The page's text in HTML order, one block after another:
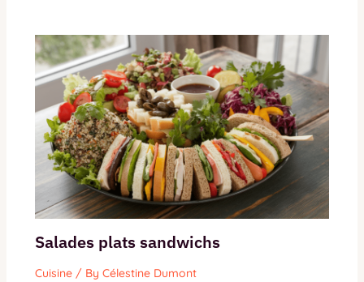
Salades plats sandwichs
Cuisine/ By Célestine Dumont